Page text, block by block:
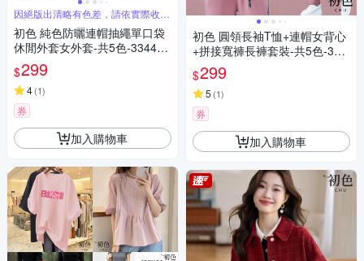
因絕版出清略有色差，請依實際收到
商品為主
初色 純色防曬連帽抽繩單口袋
休閒外套女外套-共5色-33445
(M-2XL可選)
$299
4(1)
券
加入購物車
初色 圓領長袖T恤+連帽女背心
+拼接寬褲長褲套裝-共5色-396
31(M-4XL可選)
$299
5 (1)
券
加入購物車